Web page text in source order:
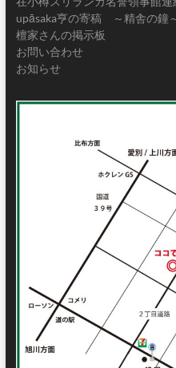
upāsaka亨の寄稿 ～精舎の鐘
檀家さんの掲示板
お問い合わせ
お知らせ